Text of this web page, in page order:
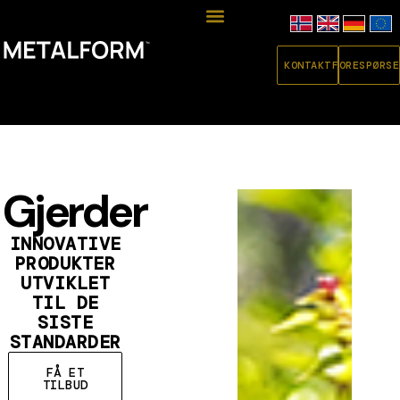
KONTAKT
Gjerder
INNOVATIVE
PRODUKTER
UTVIKLET
TIL DE
SISTE
STANDARDER
FÅ ET
TILBUD